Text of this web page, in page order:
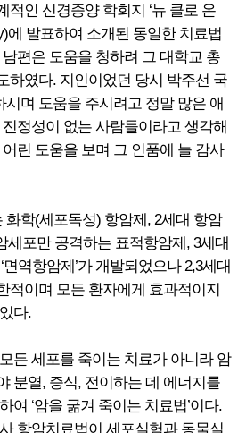
적인 신경종양 학회지 ‘뉴 클로 온
에 발표하여 소개된 동일한 치료법
편은 도움을 청하려 그 대학교 총
하였다. 지인이었던 당시 박주선 국
며 도움을 주시려고 정말 많은 애
정성이 없는 사람들이라고 생각해
린 도움을 보며 그 인품에 늘 감사
화학(세포독성) 항암제, 2세대 항암
세포만 공격하는 표적항암제, 3세대
면역항암제’가 개발되었으나 2,3세대
적이며 모든 환자에게 효과적이지
다.
든 세포를 죽이는 치료가 아니라 암
분열, 증식, 전이하는 데 에너지를
여 ‘암을 굶겨 죽이는 치료법’이다.
항암치료법이 세포실험과 동물실